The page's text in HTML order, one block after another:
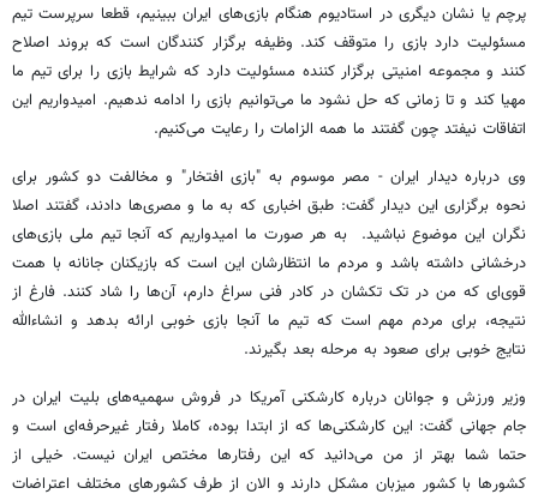
پرچم یا نشان دیگری در استادیوم هنگام بازی‌های ایران ببینیم، قطعا سرپرست تیم
مسئولیت دارد بازی را متوقف کند. وظیفه برگزار کنندگان است که بروند اصلاح
کنند و مجموعه امنیتی برگزار کننده مسئولیت دارد که شرایط بازی را برای تیم ما
مهیا کند و تا زمانی که حل نشود ما می‌توانیم بازی را ادامه ندهیم. امیدواریم این
اتفاقات نیفتد چون گفتند ما همه الزامات را رعایت می‌کنیم.
وی درباره دیدار ایران - مصر موسوم به "بازی افتخار" و مخالفت دو کشور برای
نحوه برگزاری این دیدار گفت: طبق اخباری که به ما و مصری‌ها دادند، گفتند اصلا
نگران این موضوع نباشید. به هر صورت ما امیدواریم که آنجا تیم ملی بازی‌های
درخشانی داشته باشد و مردم ما انتظارشان این است که بازیکنان جانانه با همت
قوی‌ای که من در تک تکشان در کادر فنی سراغ دارم، آن‌ها را شاد کنند. فارغ از
نتیجه، برای مردم مهم است که تیم ما آنجا بازی خوبی ارائه بدهد و انشاءالله
نتایج خوبی برای صعود به مرحله بعد بگیرند.
وزیر ورزش و جوانان درباره کارشکنی آمریکا در فروش سهمیه‌های بلیت ایران در
جام جهانی گفت: این کارشکنی‌ها که از ابتدا بوده، کاملا رفتار غیرحرفه‌ای است و
حتما شما بهتر از من می‌دانید که این رفتارها مختص ایران نیست. خیلی از
کشورها با کشور میزبان مشکل دارند و الان از طرف کشورهای مختلف اعتراضات